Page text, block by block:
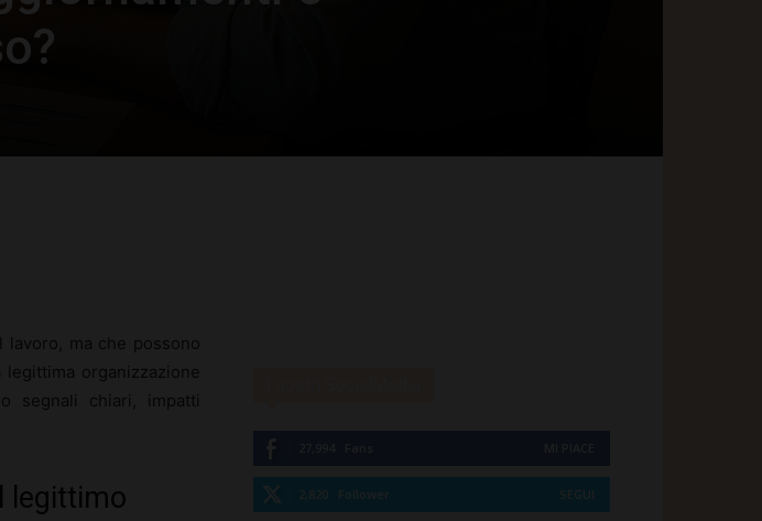
ma che possono
organizzazione
segnali chiari, impatti
legittimo
2,820 Follower SEGUI